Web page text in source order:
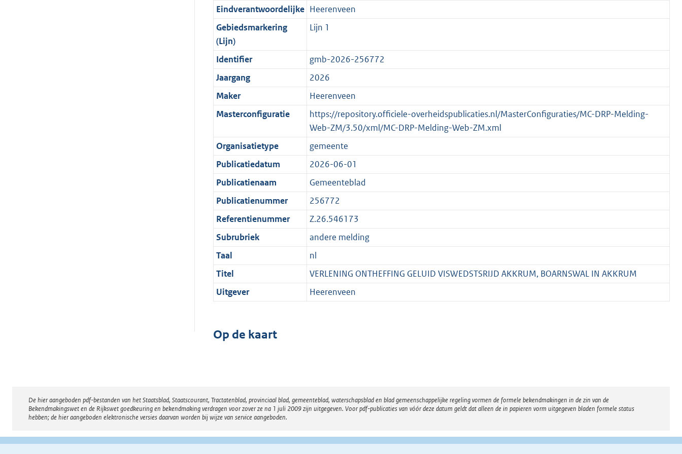
o
r
m
a
a
t
f
o
r
m
a
a
t
b
n
f
o
r
m
a
a
t
i
n
f
o
r
m
a
a
K
b
o
t
e
:
2
K
b
o
t
e
2
K
b
Eindverantwoordelijke Heerenveen
Gebiedsmarkering
(Lijn)
Lijn 1
Identifier
gmb-2026-256772
Jaargang
2026
Maker
Heerenveen
Masterconfiguratie
https://repository.officiele-overheidspublicaties.nl/MasterConfiguraties/MC-DRP-Melding-
Web-ZM/3.50/xml/MC-DRP-Melding-Web-ZM.xml
Organisatietype
gemeente
Publicatiedatum
2026-06-01
Publicatienaam
Gemeenteblad
Publicatienummer
256772
Referentienummer
Z.26.546173
Subrubriek
andere melding
Taal
nl
Titel
VERLENING ONTHEFFING GELUID VISWEDSTSRIJD AKKRUM, BOARNSWAL IN AKKRUM
Uitgever
Heerenveen
Op de kaart
Disclaimer
De hier aangeboden pdf-bestanden van het Staatsblad, Staatscourant, Tractatenblad, provinciaal blad, gemeenteblad, waterschapsblad en blad gemeenschappelijke regeling vormen de formele bekendmakingen in de zin van de
Bekendmakingswet en de Rijkswet goedkeuring en bekendmaking verdragen voor zover ze na 1 juli 2009 zijn uitgegeven. Voor pdf-publicaties van vóór deze datum geldt dat alleen de in papieren vorm uitgegeven bladen formele status
hebben; de hier aangeboden elektronische versies daarvan worden bij wijze van service aangeboden.